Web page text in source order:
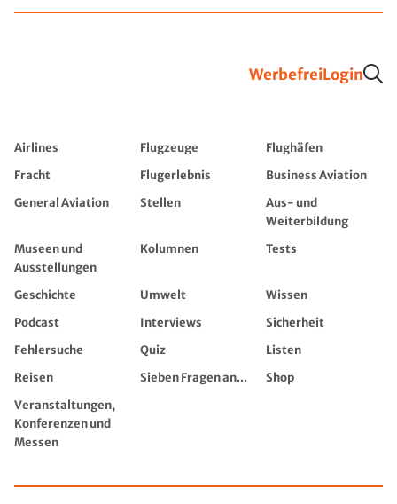
WerbefreiLogin
Airlines Flugzeuge
Flughäfen
Fracht
Flugerlebnis
Business Aviation
General Aviation
Stellen
Aus- und
Weiterbildung
Museen und
Ausstellungen
Kolumnen Tests
Geschichte Umwelt
Wissen
Podcast
Interviews
Sicherheit
Fehlersuche
Quiz
Listen
Reisen
Sieben Fragen an...
Shop
Veranstaltungen,
Konferenzen und
Messen